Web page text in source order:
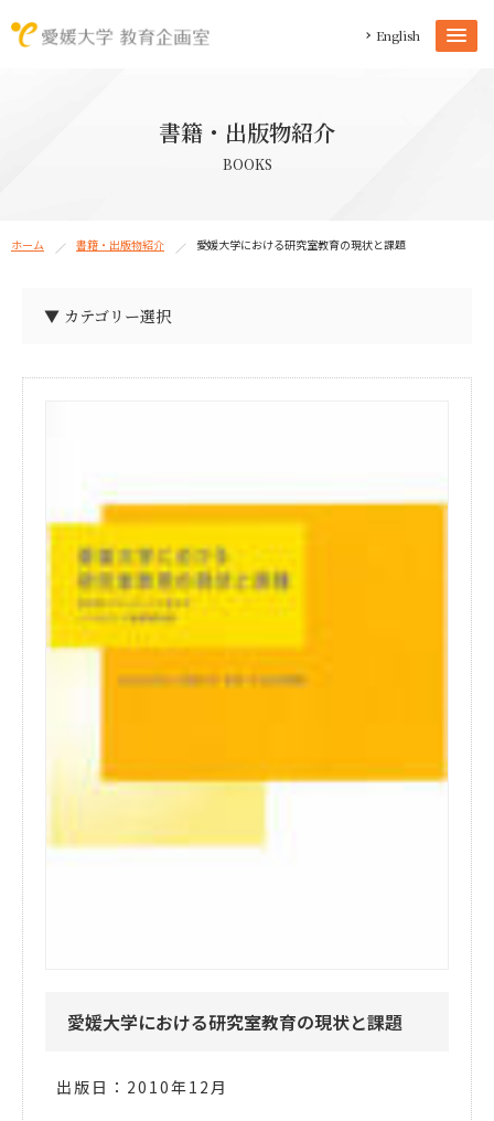
English
書籍・出版物紹介
BOOKS
ホーム 書籍・出版物紹介 愛媛大学における研究室教育の現状と課題
▼ カテゴリー選択
愛媛大学における研究室教育の現状と課題
出版日：2010年12月